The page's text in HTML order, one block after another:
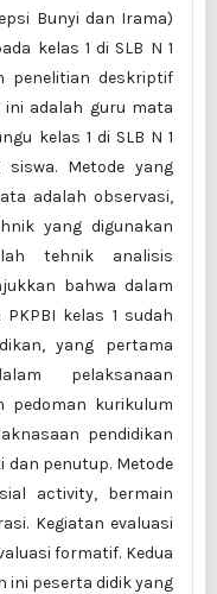
Bunyi dan Irama)
kelas 1 di SLB N 1
penelitian deskriptif
adalah guru mata
kelas 1 di SLB N 1
Metode yang
adalah observasi,
yang digunakan
tehnik analisis
bahwa dalam
kelas 1 sudah
yang pertama
pelaksanaan
pedoman kurikulum
pendidikan
penutup. Metode
activity, bermain
Kegiatan evaluasi
formatif. Kedua
ini peserta didik yang